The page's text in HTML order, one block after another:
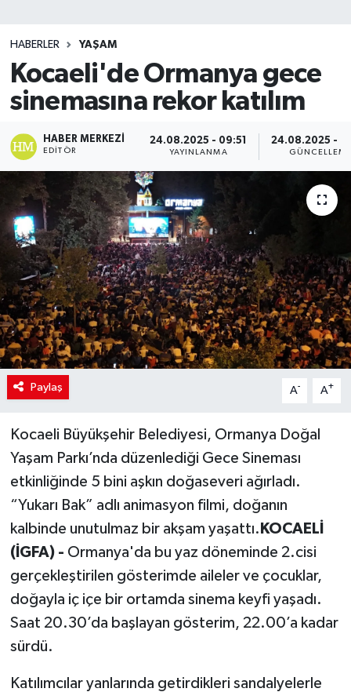
HABERLER YAŞAM
Kocaeli'de Ormanya gece
sinemasına rekor katılım
HABER MERKEZI
EDITÖR
24.08.2025 - 09:51
YAYINLANMA
24.08.2025 -
Paylaş A- A+
Kocaeli Büyükşehir Belediyesi, Ormanya Doğal
Yaşam Parkı’nda düzenlediği Gece Sineması
etkinliğinde 5 bini aşkın doğaseveri ağırladı.
“Yukarı Bak” adlı animasyon filmi, doğanın
kalbinde unutulmaz bir akşam yaşattı. KOCAELİ
(İGFA) - Ormanya'da bu yaz döneminde 2.cisi
gerçekleştirilen gösterimde aileler ve çocuklar,
doğayla iç içe bir ortamda sinema keyfi yaşadı.
Saat 20.30’da başlayan gösterim, 22.00’a kadar
sürdü.
Katılımcılar yanlarında getirdikleri sandalyelerle
Teknoloji
TRABZON
TRABZONSPOR
Yaşam